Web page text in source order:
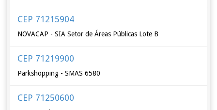
CEP 71215904
NOVACAP - SIA Setor de Áreas Públicas Lote B
CEP 71219900
Parkshopping - SMAS 6580
CEP 71250600